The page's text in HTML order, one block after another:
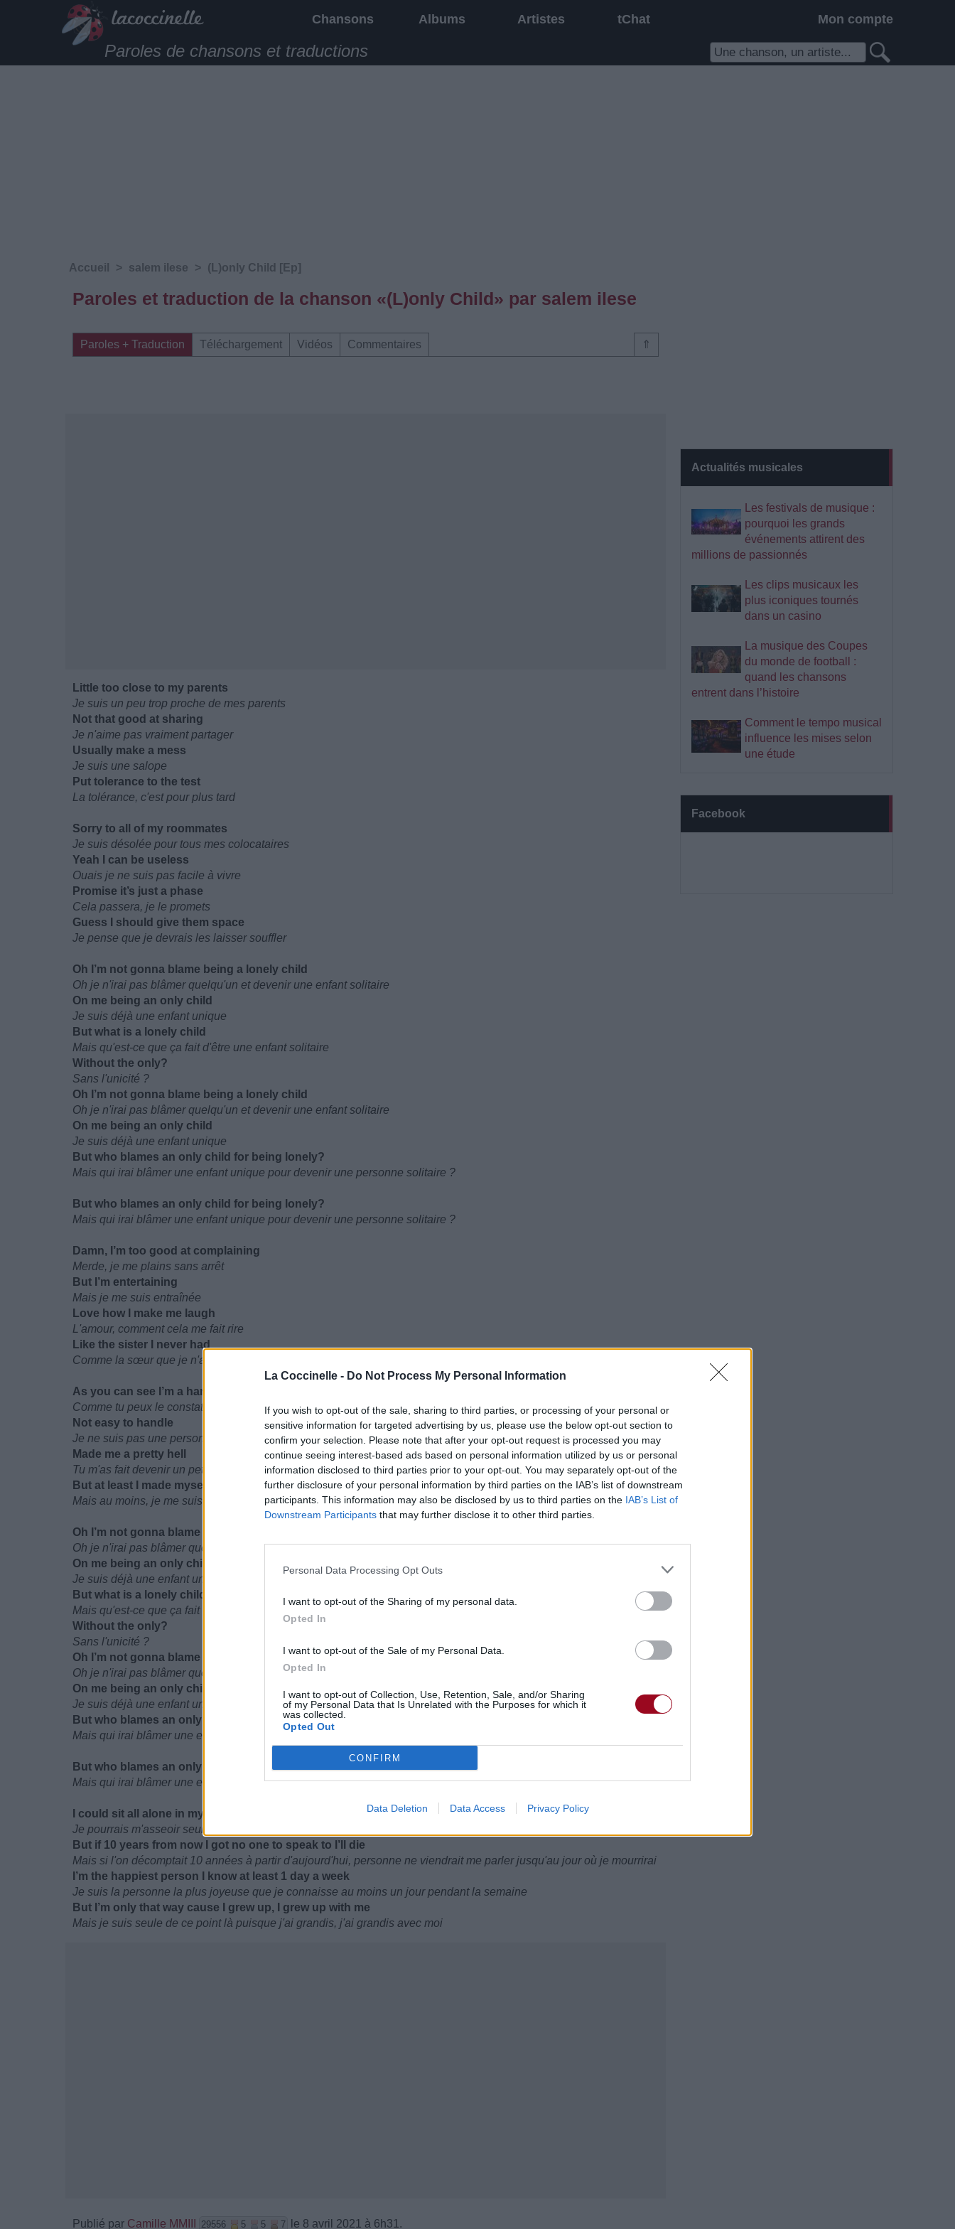
La Coccinelle - Do Not Process My Personal Information
If you wish to opt-out of the sale, sharing to third parties, or processing of your personal or
sensitive information for targeted advertising by us, please use the below opt-out section to
confirm your selection. Please note that after your opt-out request is processed you may
continue seeing interest-based ads based on personal information utilized by us or personal
information disclosed to third parties prior to your opt-out. You may separately opt-out of the
further disclosure of your personal information by third parties on the IAB’s list of downstream
participants. This information may also be disclosed by us to third parties on the IAB’s List of
Downstream Participants that may further disclose it to other third parties.
Personal Data Processing Opt Outs
I want to opt-out of the Sharing of my personal data.
Opted In
I want to opt-out of the Sale of my Personal Data.
Opted In
I want to opt-out of Collection, Use, Retention, Sale, and/or Sharing
of my Personal Data that Is Unrelated with the Purposes for which it
was collected.
Opted Out
CONFIRM
Data Deletion Data Access Privacy Policy
Chansons Albums Artistes tChat Mon compte
Paroles de chansons et traductions
Actualités musicales
Les festivals de musique :
pourquoi les grands
événements attirent des
millions de passionnés
Les clips musicaux les
plus iconiques tournés
dans un casino
La musique des Coupes
du monde de football :
quand les chansons
entrent dans l’histoire
Comment le tempo musical
influence les mises selon
une étude
Facebook
Accueil > salem ilese > ‎(L)only Child [Ep]
Paroles et traduction de la chanson «(L)only Child» par salem ilese
⇑
Paroles + Traduction Téléchargement Vidéos Commentaires
Little too close to my parents
Je suis un peu trop proche de mes parents
Not that good at sharing
Je n'aime pas vraiment partager
Usually make a mess
Je suis une salope
Put tolerance to the test
La tolérance, c'est pour plus tard
Sorry to all of my roommates
Je suis désolée pour tous mes colocataires
Yeah I can be useless
Ouais je ne suis pas facile à vivre
Promise it’s just a phase
Cela passera, je le promets
Guess I should give them space
Je pense que je devrais les laisser souffler
Oh I’m not gonna blame being a lonely child
Oh je n'irai pas blâmer quelqu'un et devenir une enfant solitaire
On me being an only child
Je suis déjà une enfant unique
But what is a lonely child
Mais qu'est-ce que ça fait d'être une enfant solitaire
Without the only?
Sans l'unicité ?
Oh I’m not gonna blame being a lonely child
Oh je n'irai pas blâmer quelqu'un et devenir une enfant solitaire
On me being an only child
Je suis déjà une enfant unique
But who blames an only child for being lonely?
Mais qui irai blâmer une enfant unique pour devenir une personne solitaire ?
But who blames an only child for being lonely?
Mais qui irai blâmer une enfant unique pour devenir une personne solitaire ?
Damn, I’m too good at complaining
Merde, je me plains sans arrêt
But I’m entertaining
Mais je me suis entraînée
Love how I make me laugh
L'amour, comment cela me fait rire
Like the sister I never had
Comme la sœur que je n'ai jamais eu
As you can see I’m a handful
Comme tu peux le constater, je suis une poignée
Not easy to handle
Je ne suis pas une personne manipulable
Made me a pretty hell
Tu m'as fait devenir un petit démon
But at least I made myself
Mais au moins, je me suis construite moi-même
Oh I’m not gonna blame being a lonely child
Oh je n'irai pas blâmer quelqu'un et devenir une enfant solitaire
On me being an only child
Je suis déjà une enfant unique
But what is a lonely child
Mais qu'est-ce que ça fait d'être une enfant solitaire
Without the only?
Sans l'unicité ?
Oh I’m not gonna blame being a lonely child
Oh je n'irai pas blâmer quelqu'un et devenir une enfant solitaire
On me being an only child
Je suis déjà une enfant unique
But who blames an only child for being lonely?
Mais qui irai blâmer une enfant unique pour devenir une personne solitaire ?
But who blames an only child for being lonely?
Mais qui irai blâmer une enfant unique pour devenir une personne solitaire ?
I could sit all alone in my room for a week and be fine
Je pourrais m'asseoir seule dans ma chambre pendant une semaine et être heureuse
But if 10 years from now I got no one to speak to I’ll die
Mais si l'on décomptait 10 années à partir d'aujourd'hui, personne ne viendrait me parler jusqu'au jour où je mourrirai
I’m the happiest person I know at least 1 day a week
Je suis la personne la plus joyeuse que je connaisse au moins un jour pendant la semaine
But I’m only that way cause I grew up, I grew up with me
Mais je suis seule de ce point là puisque j'ai grandis, j'ai grandis avec moi
Publié par Camille MMIII 29556 5 5 7 le 8 avril 2021 à 6h31.